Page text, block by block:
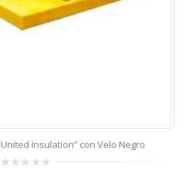
Insulation” con Velo Negro